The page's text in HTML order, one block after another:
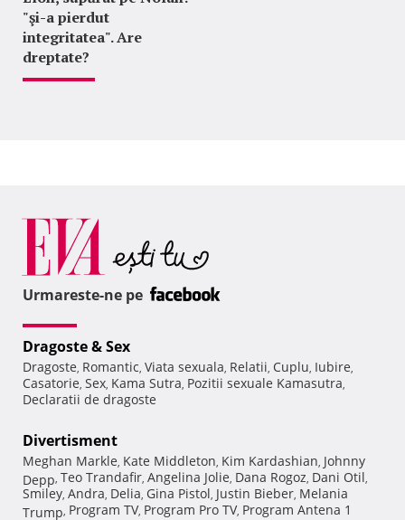
"şi-a pierdut
integritatea". Are
dreptate?
Urmareste-ne pe
Dragoste & Sex
Dragoste, Romantic, Viata sexuala, Relatii, Cuplu, Iubire,
Casatorie, Sex, Kama Sutra, Pozitii sexuale Kamasutra,
Declaratii de dragoste
Divertisment
Meghan Markle, Kate Middleton, Kim Kardashian, Johnny
Depp, Teo Trandafir, Angelina Jolie, Dana Rogoz, Dani Otil,
Smiley, Andra, Delia, Gina Pistol, Justin Bieber, Melania
Trump, Program TV, Program Pro TV, Program Antena 1